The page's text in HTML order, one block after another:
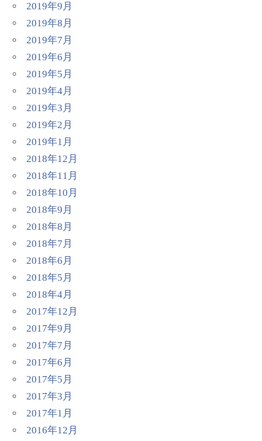
2019年9月
2019年8月
2019年7月
2019年6月
2019年5月
2019年4月
2019年3月
2019年2月
2019年1月
2018年12月
2018年11月
2018年10月
2018年9月
2018年8月
2018年7月
2018年6月
2018年5月
2018年4月
2017年12月
2017年9月
2017年7月
2017年6月
2017年5月
2017年3月
2017年1月
2016年12月